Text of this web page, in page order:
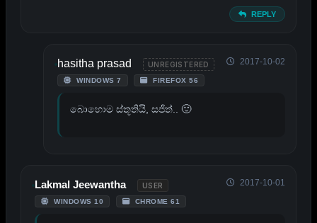
REPLY
hasitha prasad UNREGISTERED
WINDOWS 7 FIREFOX 56
2017-10-02
බොහොම ස්තූතියි, සජිත්.. 🙂
Lakmal Jeewantha USER
WINDOWS 10 CHROME 61
2017-10-01